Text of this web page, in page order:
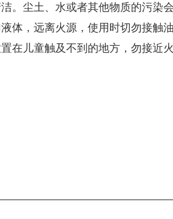
。尘土、水或者其他物质的污染
体，远离火源，使用时切勿接触
在儿童触及不到的地方，勿接近